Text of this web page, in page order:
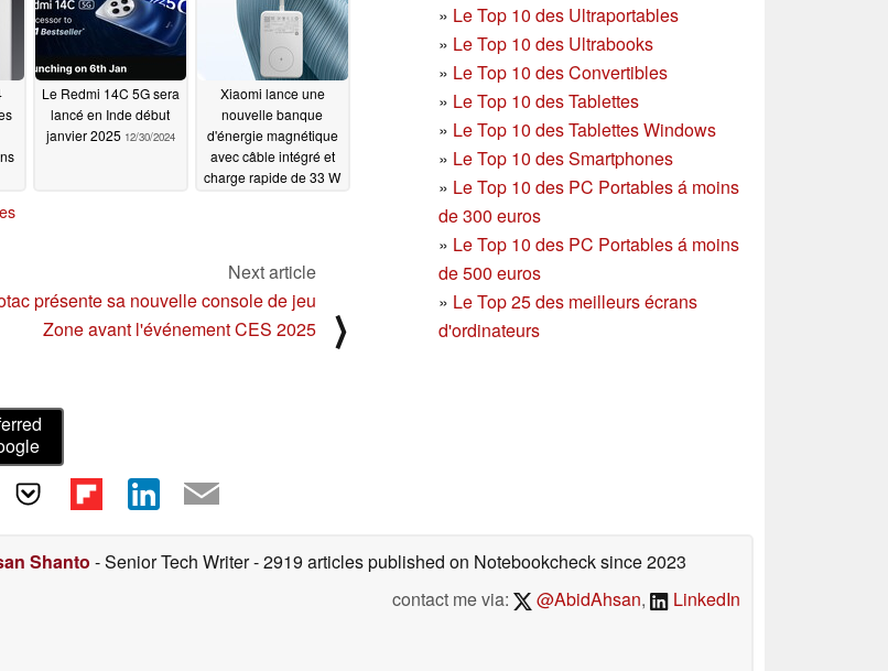
» Le Top 10 des Ultraportables
» Le Top 10 des Ultrabooks
» Le Top 10 des Convertibles
» Le Top 10 des Tablettes
» Le Top 10 des Tablettes Windows
» Le Top 10 des Smartphones
» Le Top 10 des PC Portables á moins
de 300 euros
» Le Top 10 des PC Portables á moins
de 500 euros
» Le Top 25 des meilleurs écrans
d'ordinateurs
Le Redmi 14C 5G sera
lancé en Inde début
janvier 2025 12/30/2024
Xiaomi lance une
nouvelle banque
d'énergie magnétique
avec câble intégré et
charge rapide de 33 W
Next article
présente sa nouvelle console de jeu
Zone avant l'événement CES 2025
⟩
Shanto - Senior Tech Writer- 2919 articles published on Notebookchecksince 2023
contact me via:
@AbidAhsan, LinkedIn